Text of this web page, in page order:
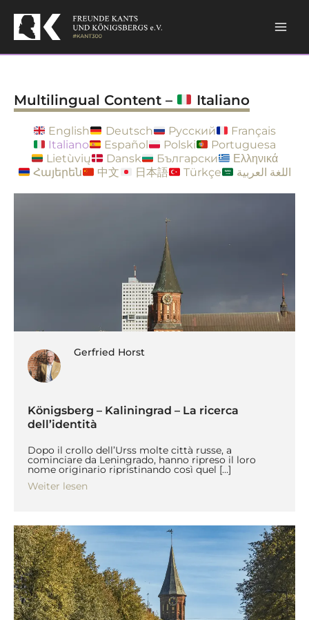
content
Multilingual Content – Italiano
English Deutsch Русский
Français
Italiano
Español Polski
Portuguesa
Lietùvių
Dansk Български
Ελληνικά
Հայերեն
中文 日本語 Türkçe اللغة العربية
Gerfried Horst
Königsberg – Kaliningrad – La ricerca
dell’identità
Dopo il crollo dell’Urss molte città russe, a
cominciare da Leningrado, hanno ripreso il loro
nome originario ripristinando così quel […]
Weiter lesen